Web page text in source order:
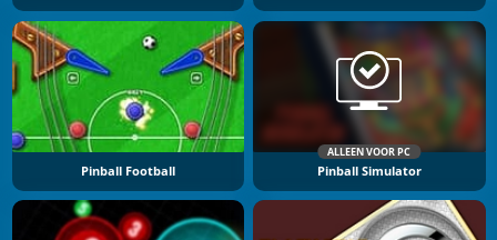
Pinball Football
ALLEEN VOOR PC
Pinball Simulator